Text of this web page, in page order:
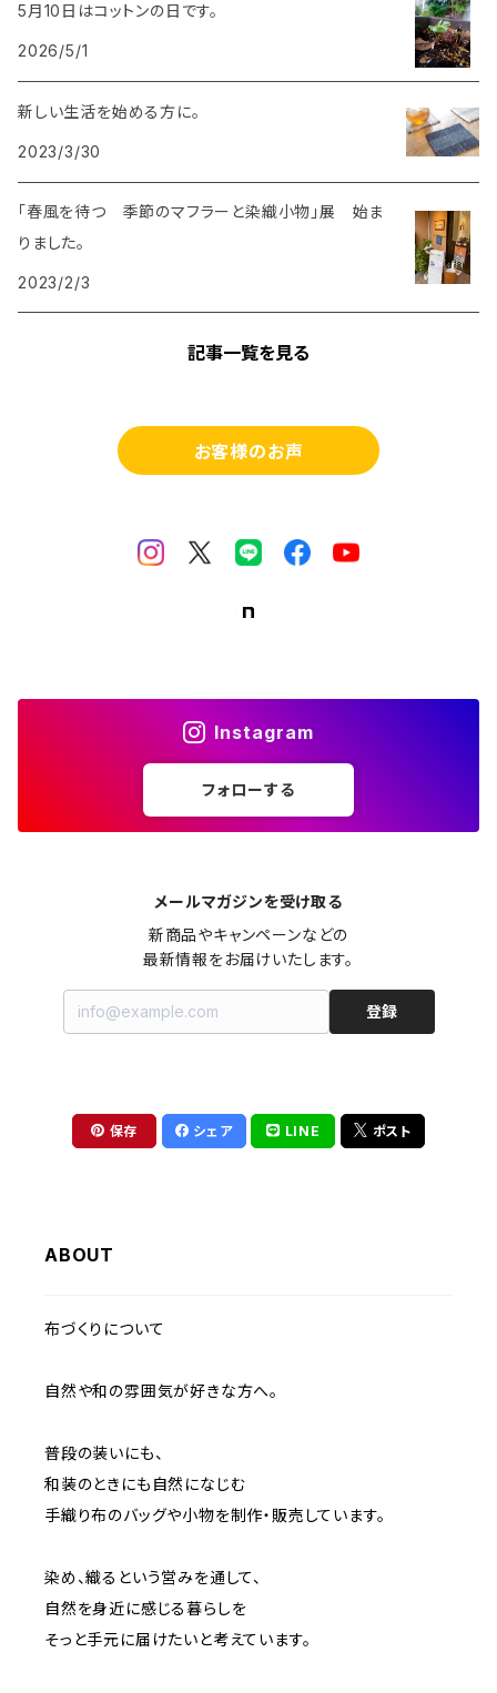
5月10日はコットンの日です。
2026/5/1
新しい生活を始める方に。
2023/3/30
「春風を待つ 季節のマフラーと染織小物」展 始ま
りました。
2023/2/3
記事一覧を見る
お客様のお声
Instagram
フォローする
メールマガジンを受け取る
新商品やキャンペーンなどの
最新情報をお届けいたします。
登録
保存 シェア LINE ポスト
ABOUT
布づくりについて
自然や和の雰囲気が好きな方へ。
普段の装いにも、
和装のときにも自然になじむ
手織り布のバッグや小物を制作・販売しています。
染め、織るという営みを通して、
自然を身近に感じる暮らしを
そっと手元に届けたいと考えています。